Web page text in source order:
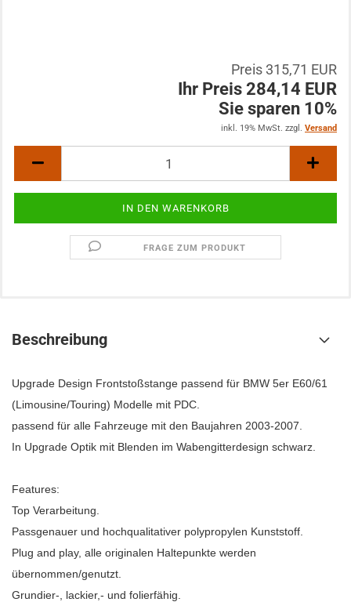
Preis 315,71 EUR
Ihr Preis 284,14 EUR
Sie sparen 10%
inkl. 19% MwSt. zzgl. Versand
FRAGE ZUM PRODUKT
Beschreibung
Upgrade Design Frontstoßstange passend für BMW 5er E60/61
(Limousine/Touring) Modelle mit PDC.
passend für alle Fahrzeuge mit den Baujahren 2003-2007.
In Upgrade Optik mit Blenden im Wabengitterdesign schwarz.
Features:
Top Verarbeitung.
Passgenauer und hochqualitativer polypropylen Kunststoff.
Plug and play, alle originalen Haltepunkte werden
übernommen/genutzt.
Grundier-, lackier,- und folierfähig.